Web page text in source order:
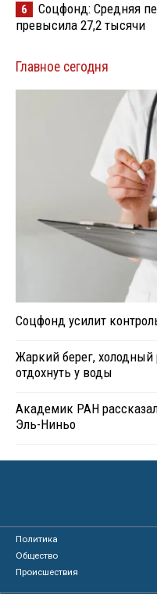
6
Соцфонд: Средняя
превысила 27,2 тысячи
Главное сегодня
Соцфонд усилит
Жаркий берег, холодный
отдохнуть у воды
Академик РАН
Эль-Ниньо
Политика
Общество
Происшествия